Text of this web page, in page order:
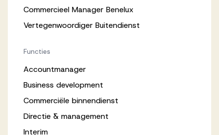
Commercieel Manager Benelux
Vertegenwoordiger Buitendienst
Functies
Accountmanager
Business development
Commerciële binnendienst
Directie & management
Interim